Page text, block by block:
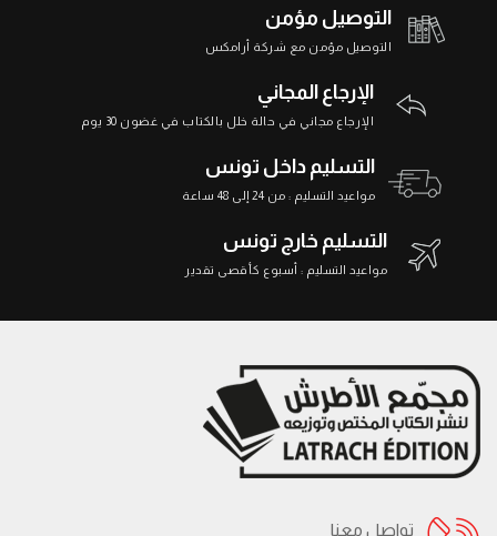
التوصيل مؤمن
التوصيل مؤمن مع شركة أرامكس
الإرجاع المجاني
الإرجاع مجاني في حالة خلل بالكتاب في غضون 30 يوم
التسليم داخل تونس
مواعيد التسليم : من 24 إلى 48 ساعة
التسليم خارج تونس
مواعيد التسليم : أسبوع كأقصى تقدير
تواصل معنا